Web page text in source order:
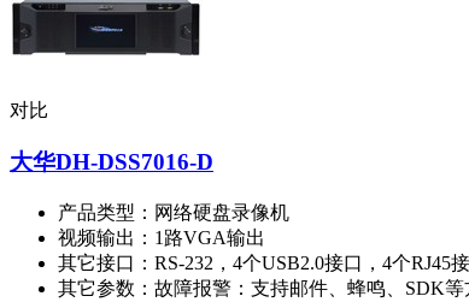
对比
大华DH-DSS7016-D
产品类型： 网络硬盘录像机
视频输出： 1路VGA输出
其它接口： RS-232，4个USB2.0接口，4个RJ45
其它参数： 故障报警：支持邮件、蜂鸣、SDK